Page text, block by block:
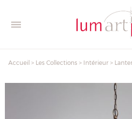
Accueil > Les Collections > Intérieur >